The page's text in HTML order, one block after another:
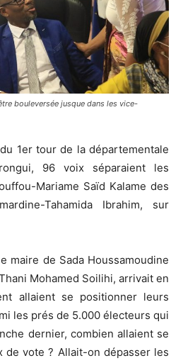
bouleversée jusque dans les vice-
1er tour de la départementale
96 voix séparaient les
Mariame Saïd Kalame des
Tahamida Ibrahim, sur
maire de Sada Houssamoudine
Mohamed Soilihi, arrivait en
allaient se positionner leurs
les prés de 5.000 électeurs qui
dernier, combien allaient se
de vote ? Allait-on dépasser les